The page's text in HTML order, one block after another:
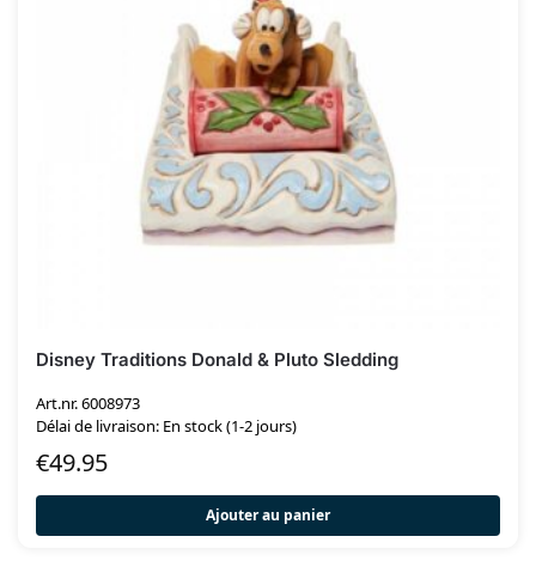
Disney Traditions Donald & Pluto Sledding
Art.nr. 6008973
Délai de livraison: En stock (1-2 jours)
€49.95
Ajouter au panier